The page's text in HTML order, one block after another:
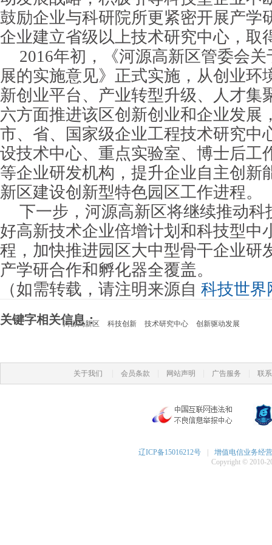
鼓励企业与科研院所更紧密开展产学
企业建立省级以上技术研究中心，取
2016年初，《河源高新区管委会
展的实施意见》正式实施，从创业环
新创业平台、产业转型升级、人才集
六方面推进该区创新创业和企业发展
市、省、国家级企业工程技术研究中
设技术中心、重点实验室、博士后工
等企业研发机构，提升企业自主创新
新区建设创新型特色园区工作进程。
下一步，河源高新区将继续推动科
好高新技术企业倍增计划和科技型中
程，加快推进园区大中型骨干企业研
产学研合作和孵化器全覆盖。
（如需转载，请注明来源自 科技世界
关键字相关信息：
河源高新区 科技创新 技术研究中心 创新驱动发展
关于我们 会员条款 网站声明 广告服务 联
辽ICP备15016212号
增值电信业务经
Copyright © 2010-